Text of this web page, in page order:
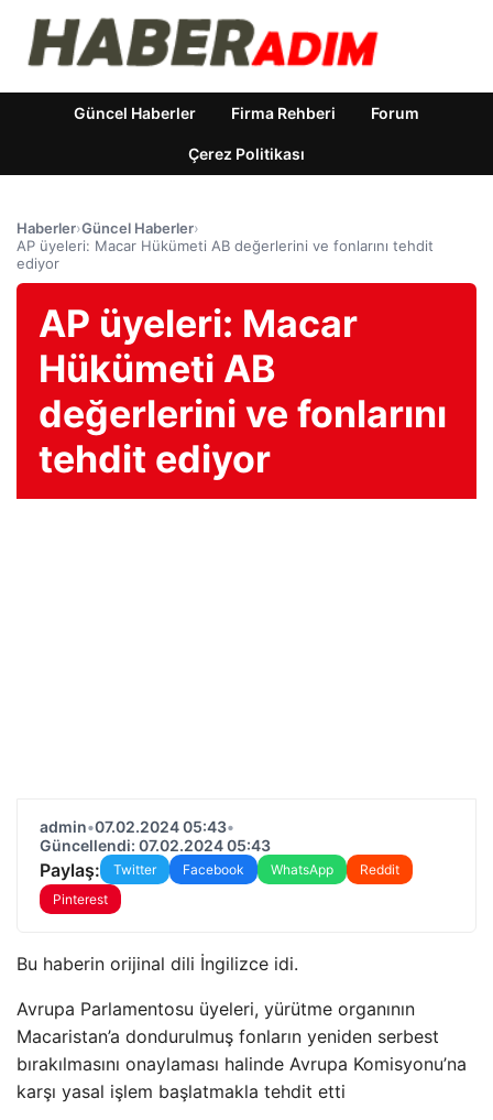
Güncel Haberler Firma Rehberi Forum
Çerez Politikası
Haberler›Güncel Haberler›
AP üyeleri: Macar Hükümeti AB değerlerini ve fonlarını tehdit
ediyor
AP üyeleri: Macar
Hükümeti AB
değerlerini ve fonlarını
tehdit ediyor
admin•07.02.2024 05:43•
Güncellendi: 07.02.2024 05:43
Paylaş: Twitter Facebook WhatsApp
Reddit
Pinterest
Bu haberin orijinal dili İngilizce idi.
Avrupa Parlamentosu üyeleri, yürütme organının
Macaristan’a dondurulmuş fonların yeniden serbest
bırakılmasını onaylaması halinde Avrupa Komisyonu’na
karşı yasal işlem başlatmakla tehdit etti